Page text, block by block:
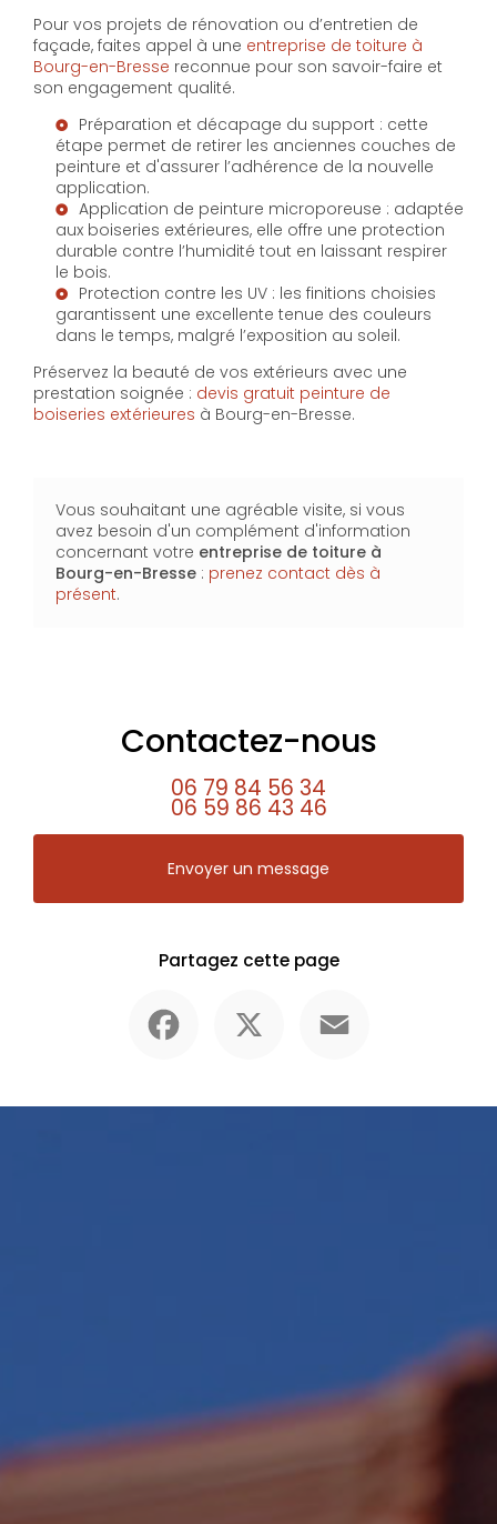
Pour vos projets de rénovation ou d’entretien de
façade, faites appel à une entreprise de toiture à
Bourg-en-Bresse reconnue pour son savoir-faire et
son engagement qualité.
Préparation et décapage du support : cette
étape permet de retirer les anciennes couches de
peinture et d'assurer l’adhérence de la nouvelle
application.
Application de peinture microporeuse : adaptée
aux boiseries extérieures, elle offre une protection
durable contre l’humidité tout en laissant respirer
le bois.
Protection contre les UV : les finitions choisies
garantissent une excellente tenue des couleurs
dans le temps, malgré l’exposition au soleil.
Préservez la beauté de vos extérieurs avec une
prestation soignée : devis gratuit peinture de
boiseries extérieures à Bourg-en-Bresse.
Vous souhaitant une agréable visite, si vous
avez besoin d'un complément d'information
concernant votre entreprise de toiture à
Bourg-en-Bresse : prenez contact dès à
présent.
Contactez-nous
06 79 84 56 34
06 59 86 43 46
Envoyer un message
Partagez cette page